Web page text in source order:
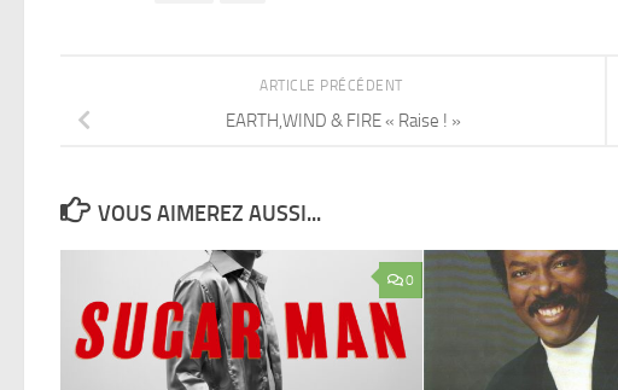
ARTICLE PRÉCÉDENT
EARTH,WIND & FIRE « Raise ! »
VOUS AIMEREZ AUSSI...
0